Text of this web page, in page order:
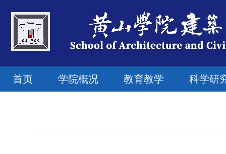
首页 学院概况 教育教学 科学研